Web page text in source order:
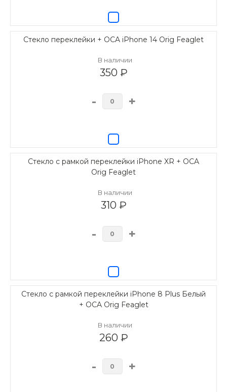
Стекло переклейки + OCA iPhone 14 Orig Feaglet
В наличии
350 ₽
- +
Стекло с рамкой переклейки iPhone XR + OCA
Orig Feaglet
В наличии
310 ₽
- +
Стекло с рамкой переклейки iPhone 8 Plus Белый
+ OCA Orig Feaglet
В наличии
260 ₽
- +